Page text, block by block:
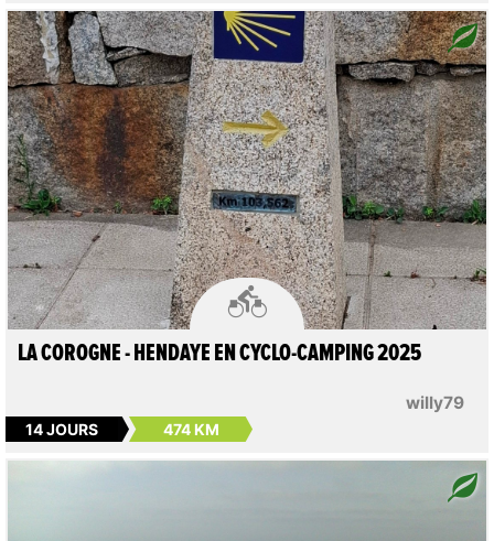

willy79
LA COROGNE - HENDAYE EN CYCLO-CAMPING 2025
14 JOURS 474 KM